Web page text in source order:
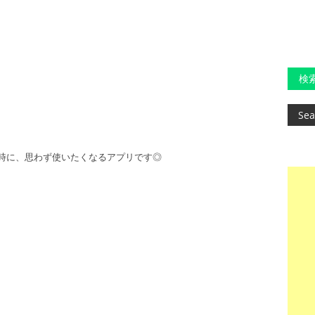
に、思わず使いたくなるアプリです◎
検